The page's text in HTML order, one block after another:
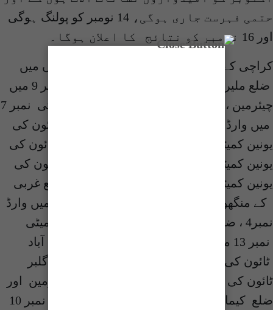
حتمی فہرست جاری ہوگی، 14 نومبر کو پولنگ ہوگی
اور 16 نومبر کو نتائج کا اعلان ہوگا۔
کراچی کے مختلف اضلاع کی 10 خالی نشستوں میں
ضلع ملیر کے ملیر ٹائون کی یونین کمیٹی نمبر 9 میں
چیئرمین ، ابراہیم حیدری ٹائون کی یونین کمیٹی نمبر 7
میں وارڈ نمبر 4 ، ضلع کورنگی کے کورنگی ٹائون کی
یونین کمیٹی نمبر 7 میں وارڈ نمبر 1 ، ماڈل ٹائون کی
یونین کمیٹی نمبر 7 میں چیئرمین ، لانڈھی ٹائون کی
یونین کمیٹی نمبر 6 میں وائس چیئرمین ، ضلع غربی
کے منگھو پیر ٹائون کی یونین کمیٹی نمبر 5 میں وارڈ
نمبر4 ، ضلع جنوبی کے صدر ٹائون کی یونین کمیٹی
نمبر 13 میں چیئرمین ، ضلع وسطی کے لیاقت آباد
ٹائون کی یونین کمیٹی نمبر 7 میں چیئرمین ، گلبر
ٹائون کی یونین کمیٹی نمبر 5 میں وائس چیئرمین اور
ضلع کیماڑی کے بلدیہ ٹائون کی یونین کمیٹی نمبر 10